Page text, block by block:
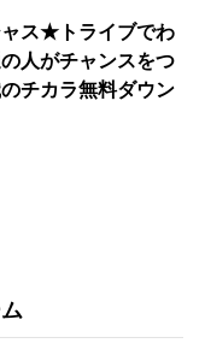
ャス★トライブでわ
人がチャンスをつ
チカラ無料ダウン